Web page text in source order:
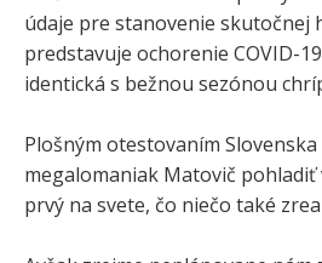
údaje pre stanovenie skutočnej
predstavuje ochorenie COVID-
identická s bežnou sezónou
Plošným otestovaním Slovenska
megalomaniak Matovič pohladiť
prvý na svete, čo niečo také